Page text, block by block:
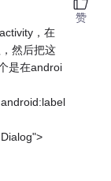
，在
然后把这
是在androi
赞